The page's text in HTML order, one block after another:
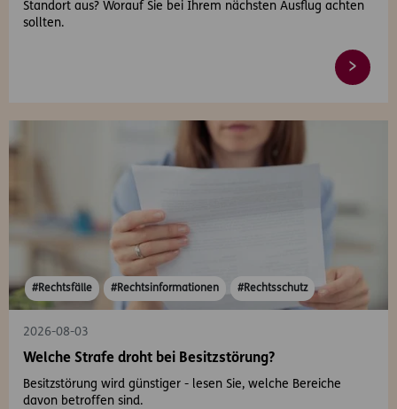
Standort aus? Worauf Sie bei Ihrem nächsten Ausflug achten
sollten.
#Rechtsfälle #Rechtsinformationen #Rechtsschutz
2026-08-03
Welche Strafe droht bei Besitzstörung?
Besitzstörung wird günstiger - lesen Sie, welche Bereiche
davon betroffen sind.